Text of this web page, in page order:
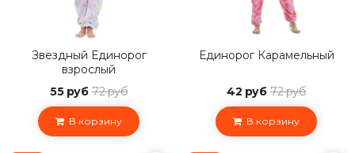
Звездный Единорог
взрослый
55 руб 72 руб
В корзину
Единорог Карамельный
42 руб 72 руб
В корзину